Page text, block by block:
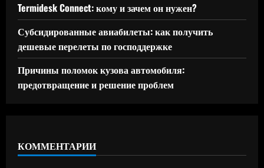
Termidesk Connect: кому и зачем он нужен?
Субсидированные авиабилеты: как получить
дешевые перелеты по господдержке
Причины поломок кузова автомобиля:
предотвращение и решение проблем
КОММЕНТАРИИ